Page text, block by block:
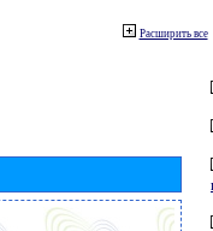
Расширить все